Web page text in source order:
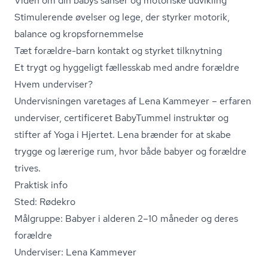
Stimulerende øvelser og lege, der styrker motorik,
balance og kro­p­s­for­nem­mel­se
Tæt forældre-barn kontakt og styrket tilknytning
Et trygt og hyggeligt fællesskab med andre forældre
Hvem underviser?
Undervisningen varetages af Lena Kammeyer – erfaren
underviser, certificeret BabyTummel instruktør og
stifter af Yoga i Hjertet. Lena brænder for at skabe
trygge og lærerige rum, hvor både babyer og forældre
trives.
Praktisk info
Sted: Rødekro
Målgruppe: Babyer i alderen 2–10 måneder og deres
forældre
Underviser: Lena Kammeyer